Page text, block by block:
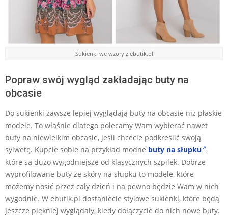
Sukienki we wzory z ebutik.pl
Popraw swój wygląd zakładając buty na
obcasie
Do sukienki zawsze lepiej wyglądają buty na obcasie niż płaskie
modele. To właśnie dlatego polecamy Wam wybierać nawet
buty na niewielkim obcasie, jeśli chcecie podkreślić swoją
sylwetę. Kupcie sobie na przykład modne buty na słupku ,
które są dużo wygodniejsze od klasycznych szpilek. Dobrze
wyprofilowane buty ze skóry na słupku to modele, które
możemy nosić przez cały dzień i na pewno będzie Wam w nich
wygodnie. W ebutik.pl dostaniecie stylowe sukienki, które będą
jeszcze piękniej wyglądały, kiedy dołączycie do nich nowe buty.